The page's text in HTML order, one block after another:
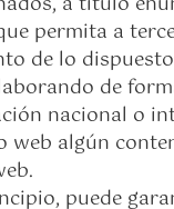
permita a
de lo
de
nacional o
algún
puede